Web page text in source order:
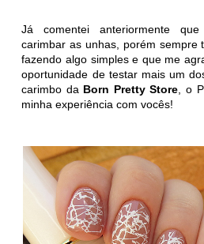
Já comentei anteriormente
carimbar as unhas, porém sempre
fazendo algo simples e que me
oportunidade de testar mais um
carimbo da Born Pretty Store , o
minha experiência com vocês!